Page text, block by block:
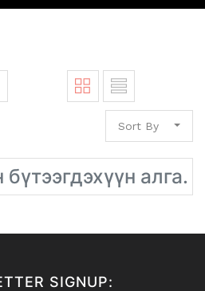
Sort By
алга.
SIGNUP: